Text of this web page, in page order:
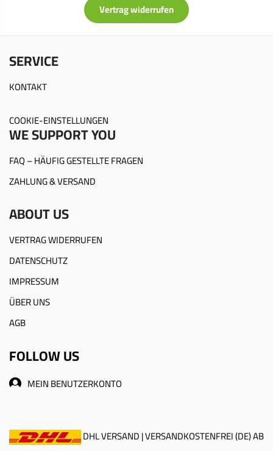
Vertrag widerrufen
SERVICE
KONTAKT
COOKIE-EINSTELLUNGEN
WE SUPPORT YOU
FAQ – HÄUFIG GESTELLTE FRAGEN
ZAHLUNG & VERSAND
ABOUT US
VERTRAG WIDERRUFEN
DATENSCHUTZ
IMPRESSUM
ÜBER UNS
AGB
FOLLOW US
MEIN BENUTZERKONTO
DHL VERSAND | VERSANDKOSTENFREI (DE) AB